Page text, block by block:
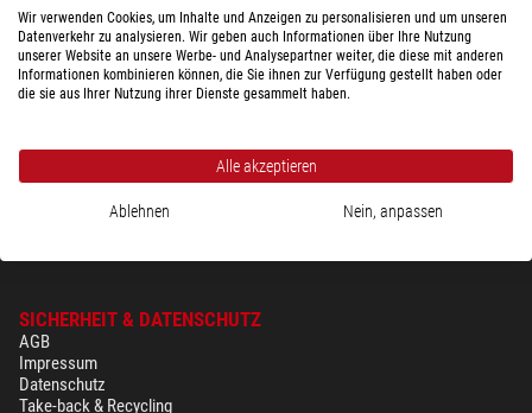
versandfertig in1-2 Wochen
SICHERHEIT & DATENSCHUTZ
AGB
Impressum
Datenschutz
Take-back & Recycling
Wir verwenden Cookies, um Inhalte und Anzeigen zu personalisieren und um unseren
Datenverkehr zu analysieren. Wir geben auch Informationen über Ihre Nutzung
unserer Website an unsere Werbe- und Analysepartner weiter, die diese mit anderen
Informationen kombinieren können, die Sie ihnen zur Verfügung gestellt haben oder
die sie aus Ihrer Nutzung ihrer Dienste gesammelt haben.
Alle akzeptieren
Ablehnen Nein, anpassen